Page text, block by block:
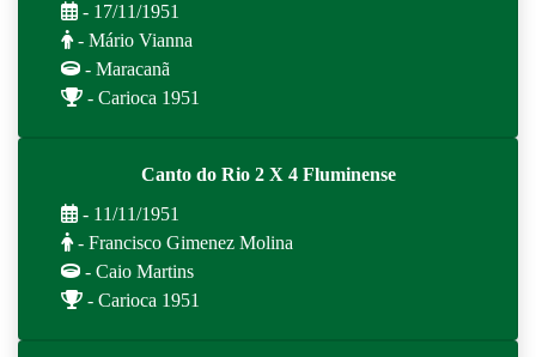
- 17/11/1951
- Mário Vianna
- Maracanã
- Carioca 1951
Canto do Rio 2 X 4 Fluminense
- 11/11/1951
- Francisco Gimenez Molina
- Caio Martins
- Carioca 1951